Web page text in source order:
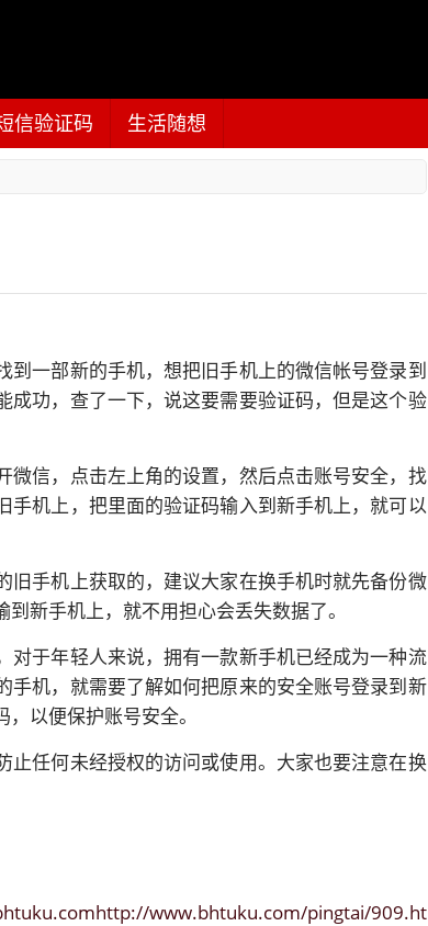
信验证码 生活随想
一部新的手机，想把旧手机上的微信帐号登录到
成功，查了一下，说这要需要验证码，但是这个验
微信，点击左上角的设置，然后点击账号安全，找
手机上，把里面的验证码输入到新手机上，就可以
旧手机上获取的，建议大家在换手机时就先备份微
新手机上，就不用担心会丢失数据了。
对于年轻人来说，拥有一款新手机已经成为一种流
手机，就需要了解如何把原来的安全账号登录到新
以便保护账号安全。
止任何未经授权的访问或使用。大家也要注意在换
www.bhtuku.com/pingtai/909.ht